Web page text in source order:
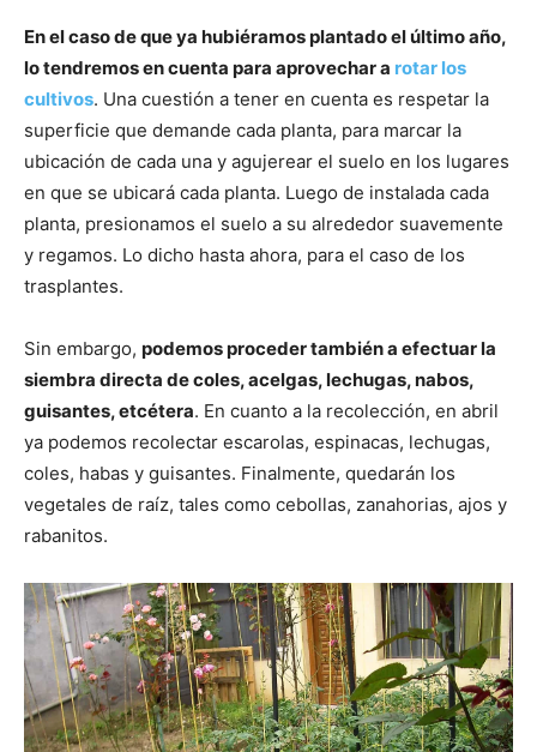
En el caso de que ya hubiéramos plantado el último año,
lo tendremos en cuenta para aprovechar a rotar los
cultivos. Una cuestión a tener en cuenta es respetar la
superficie que demande cada planta, para marcar la
ubicación de cada una y agujerear el suelo en los lugares
en que se ubicará cada planta. Luego de instalada cada
planta, presionamos el suelo a su alrededor suavemente
y regamos. Lo dicho hasta ahora, para el caso de los
trasplantes.
Sin embargo, podemos proceder también a efectuar la
siembra directa de coles, acelgas, lechugas, nabos,
guisantes, etcétera. En cuanto a la recolección, en abril
ya podemos recolectar escarolas, espinacas, lechugas,
coles, habas y guisantes. Finalmente, quedarán los
vegetales de raíz, tales como cebollas, zanahorias, ajos y
rabanitos.